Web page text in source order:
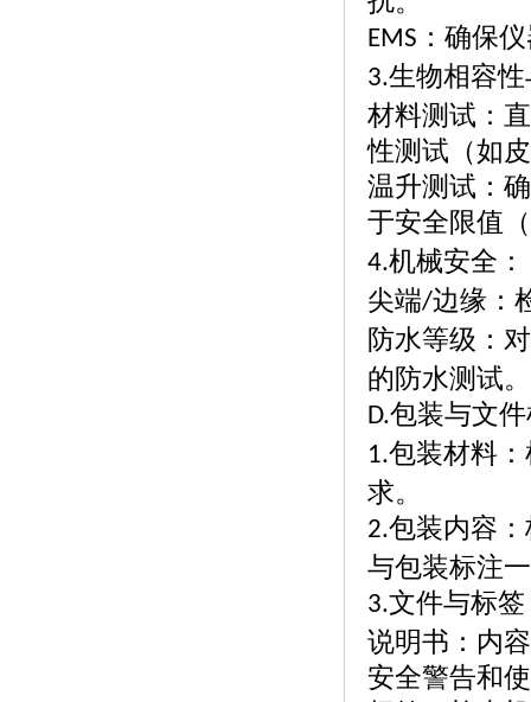
EMS ：确保
3.生物相容
材料测试：
性测试（如
温升测试：
于安全限值
4.机械安全：
尖端/边缘：
防水等级：
的防水测试。
D.包装与文
1.包装材料
求。
2.包装内容
与包装标注
3.文件与标签
说明书：内
安全警告和